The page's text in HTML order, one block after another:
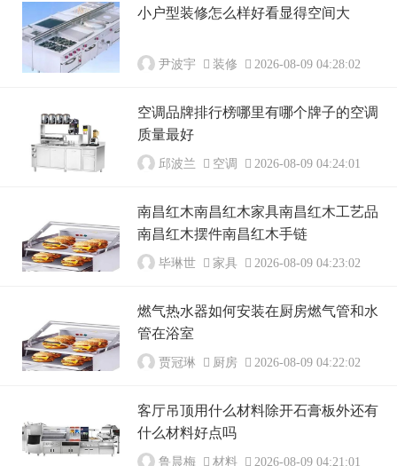
小户型装修怎么样好看显得空间大
尹波宇 装修 2026-08-09 04:28:02
空调品牌排行榜哪里有哪个牌子的空调
质量最好
邱波兰 空调 2026-08-09 04:24:01
南昌红木南昌红木家具南昌红木工艺品
南昌红木摆件南昌红木手链
毕琳世 家具 2026-08-09 04:23:02
燃气热水器如何安装在厨房燃气管和水
管在浴室
贾冠琳 厨房 2026-08-09 04:22:02
客厅吊顶用什么材料除开石膏板外还有
什么材料好点吗
鲁晨梅 材料 2026-08-09 04:21:01